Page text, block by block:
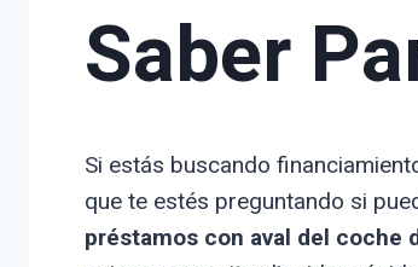
Saber
Si estás buscando
que te estés preguntando si
préstamos con aval del coche